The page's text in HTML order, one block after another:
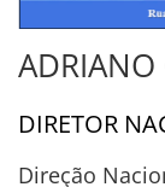
ADRIANO
DIRETOR
Direção